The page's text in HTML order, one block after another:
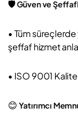
🛡️Güven ve
• Tüm
şeffaf hizmet
• ISO 9001
😊Yatırımcı